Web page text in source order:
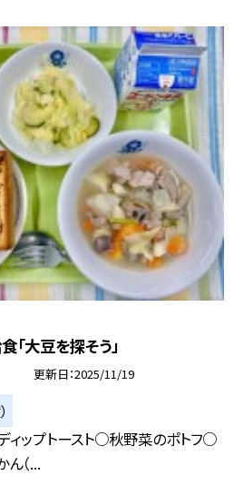
大豆を探そう」
更新日 2025/11/19
ップトースト○秋野菜のポトフ○
（...